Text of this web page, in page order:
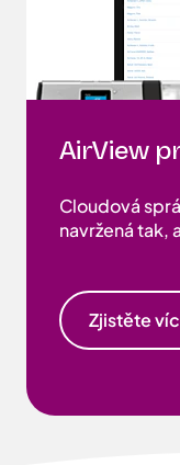
AirView
Cloudová
navržená tak,
Zjistěte